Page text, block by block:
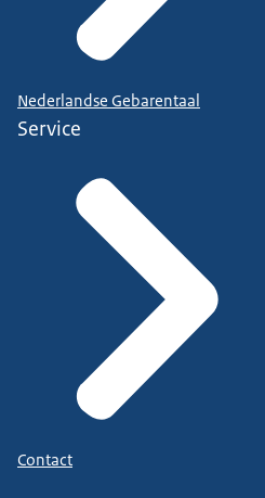
Nederlandse Gebarentaal
Service
Contact